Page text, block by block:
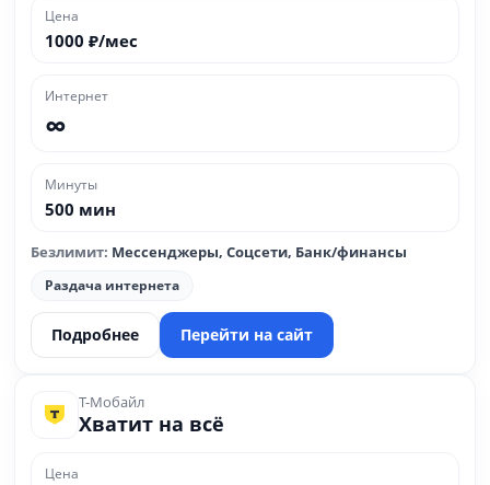
Цена
1000 ₽/мес
Интернет
∞
Минуты
500 мин
Безлимит: Мессенджеры, Соцсети, Банк/финансы
Раздача интернета
Подробнее Перейти на сайт
Т-Мобайл
Хватит на всё
Цена